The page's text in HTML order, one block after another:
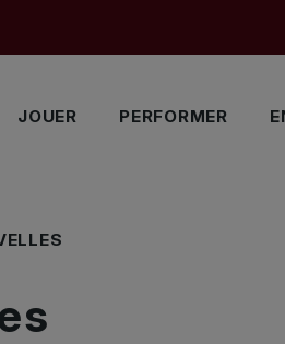
JOUER PERFORMER